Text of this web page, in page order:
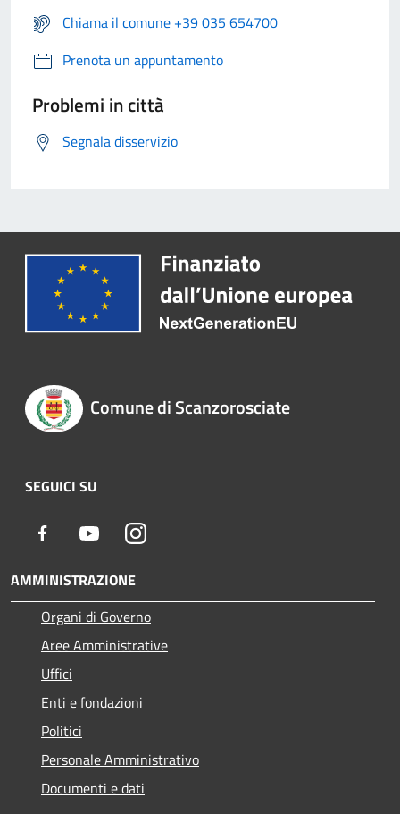
Chiama il comune +39 035 654700
Prenota un appuntamento
Problemi in città
Segnala disservizio
Comune di Scanzorosciate
SEGUICI SU
Facebook YoutubeInstagram
AMMINISTRAZIONE
Organi di Governo
Aree Amministrative
Uffici
Enti e fondazioni
Politici
Personale Amministrativo
Documenti e dati